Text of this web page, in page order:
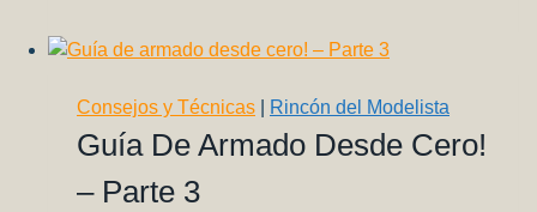
en
Consejos y Técnicas
Rincón del Modelista
Guía De Armado Desde Cero!
– Parte 3